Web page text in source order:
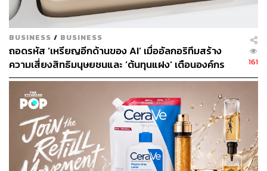
BUSINESS / BUSINESS
ถอดรหัส ‘เหรียญอีกด้านของ AI’ เมื่ออัลกอริทึมสร้าง
ความเสี่ยงสิทธิมนุษยชนและ ‘ต้นทุนแฝง’ เตือนองค์กร
ระวังกับดักอคติเชิงระบบ ก่อนกระทบมูลค่าแบรนด์ระยะ
ยาว
161